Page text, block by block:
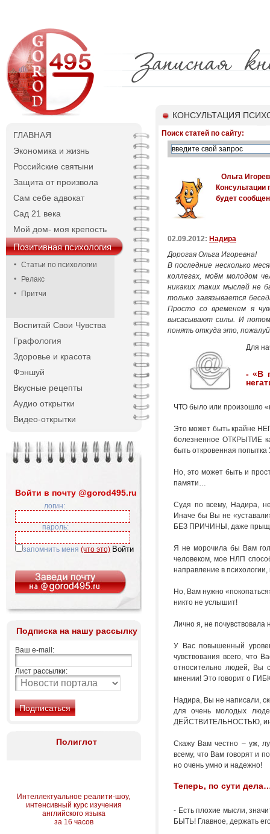
ГЛАВНАЯ
Экономика и жизнь
Российские святыни
Защита от произвола
Сам себе адвокат
Сад 21 века
Мой дом- моя крепость
Позитивная психология
Статьи по психологии
Релакс
Притчи
Воспитай Свои Чувства
Графология
Здоровье и красота
Фэншуй
Вкусные рецепты
Аудио открытки
Видео-открытки
Войти в почту @gorod495.ru
логин:
пароль:
запомнить меня (что это)
Подписка на нашу рассылку
Ваш e-mail:
Лист рассылки:
Полиглот
Интеллектуальное реалити-шоу,
интенсивный курс изучения
английского языка
за 16 часов
КОНСУЛЬТАЦИЯ
Поиск статей по сайту:
Ольга
Консультации
будет
02.09.2012: Надира
Дорогая Ольга Игоревна!
В последние несколько
коллегах, моём молодом
никаких таких мыслей не
только завязывается
Просто со временем я
высасывают силы. И
понять откуда это,
Для
- «В
ЧТО было или произошло
Это может быть крайне
болезненное ОТКРЫТИЕ
быть откровенная
Но, это может быть и
памяти…
Судя по всему, Надира,
Иначе бы Вы не
БЕЗ ПРИЧИНЫ, даже прыщ
Я не морочила бы Вам
человеком, мое НЛП
направление в
Но, Вам нужно
никто не услышит!
Лично я, не почувствовала
У Вас повышенный
чувствования всего, что
относительно людей, Вы
мнении! Это говорит о
Надира, Вы не написали,
для очень молодых
ДЕЙСТВИТЕЛЬНОСТЬЮ,
Скажу Вам честно – уж,
всему, что Вам говорят и
но очень умно и надежно!
Теперь, по сути
- Есть плохие мысли,
БЫТЬ! Главное, держать